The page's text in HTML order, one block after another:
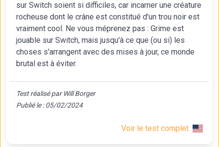
sur Switch soient si difficiles, car incarner une créature
rocheuse dont le crâne est constitué d'un trou noir est
vraiment cool. Ne vous méprenez pas : Grime est
jouable sur Switch, mais jusqu'à ce que (ou si) les
choses s'arrangent avec des mises à jour, ce monde
brutal est à éviter.
Test réalisé par Will Borger
Publié le : 05/02/2024
Voir le test complet